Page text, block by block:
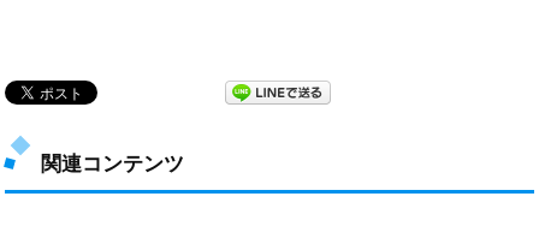
関連コンテンツ